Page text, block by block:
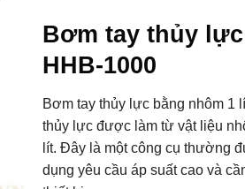
Bơm tay thủy
HHB-1000
Bơm tay thủy lực bằng nhôm 1
thủy lực được làm từ vật liệu
lít. Đây là một công cụ thường
dụng yêu cầu áp suất cao và